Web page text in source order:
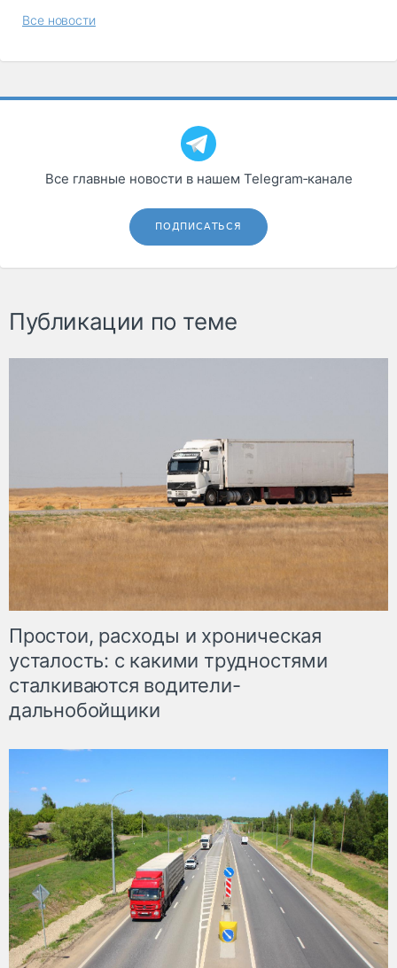
Все новости
Все главные новости в нашем Telegram‑канале
ПОДПИСАТЬСЯ
Публикации по теме
Простои, расходы и хроническая
усталость: с какими трудностями
сталкиваются водители-
дальнобойщики